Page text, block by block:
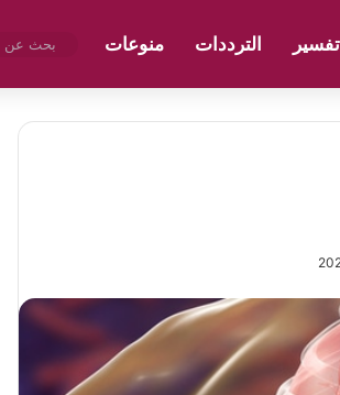
تفسير الترددات منوعات